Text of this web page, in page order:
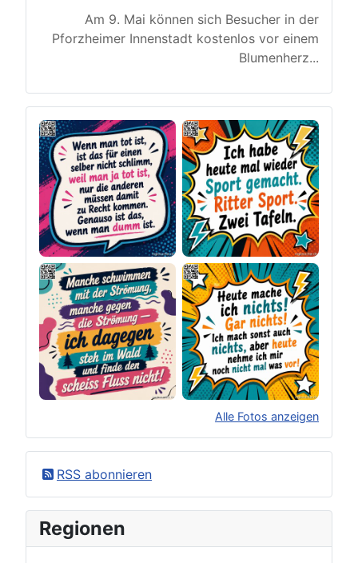
Am 9. Mai können sich Besucher in der
Pforzheimer Innenstadt kostenlos vor einem
Blumenherz...
Alle Fotos anzeigen
RSS abonnieren
Regionen